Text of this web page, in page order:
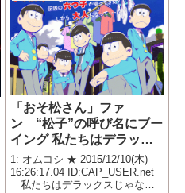
「おそ松さん」ファ
ン “松子”の呼び名にブー
イング 私たちはデラック
スじゃない！
1: オムコシ ★ 2015/12/10(木)
16:26:17.04 ID:CAP_USER.net
私たちはデラックスじゃな